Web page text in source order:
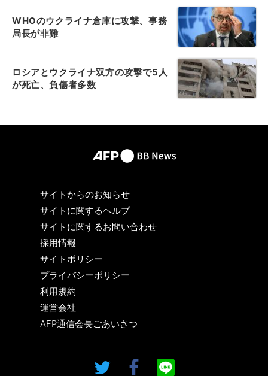
WHOのウクライナ倉庫に攻撃、事務
局長が非難
ロシアとウクライナ双方の攻撃で5人
が死亡、負傷者多数
サイトからのお知らせ
サイトに関するヘルプ
サイトに関するお問い合わせ
採用情報
サイトポリシー
プライバシーポリシー
利用規約
運営会社
AFP通信会長ごあいさつ